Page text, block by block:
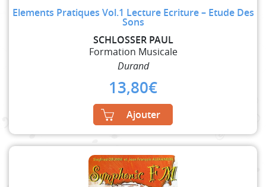
Elements Pratiques Vol.1 Lecture Ecriture – Etude Des
Sons
SCHLOSSER PAUL
Formation Musicale
Durand
13,80€
Ajouter